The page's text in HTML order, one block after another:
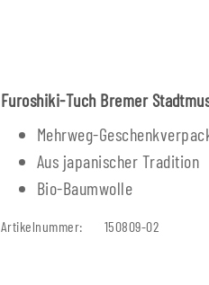
Furoshiki-Tuch Bremer
Mehrweg-
Aus japanischer Tradition
Bio-Baumwolle
Artikelnummer: 150809-02